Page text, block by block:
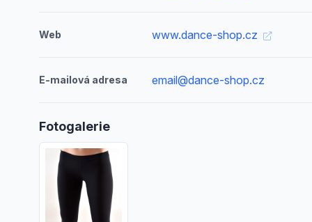
Web www.dance-shop.cz
E-mailová adresa email@dance-shop.cz
Fotogalerie